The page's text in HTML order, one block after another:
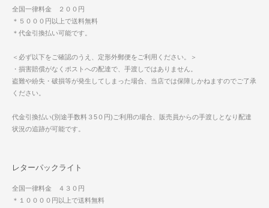
全国一律料金 ２００円
＊５０００円以上で送料無料
＊代金引換払い可能です。
＜必ず以下をご確認のうえ、定形外郵便をご利用ください。＞
・損害賠償がなくポストへの配達で、手渡しではありません。
盗難や紛失・破損等が発生してしまった場合、当店では保障しかねますのでご了承
ください。
代金引換払い(別途手数料３5０円)ご利用の場合、販売員からの手渡しとなり配達
状況の追跡が可能です。
レターパックライト
全国一律料金 ４３０円
＊１００００円以上で送料無料